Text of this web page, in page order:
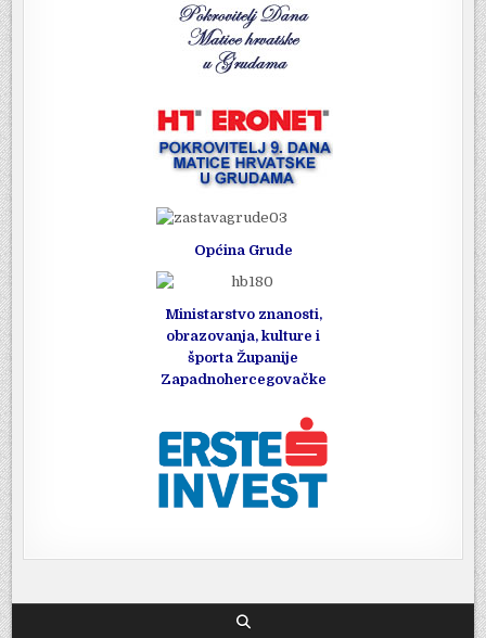
Općina Grude
Ministarstvo znanosti,
obrazovanja, kulture i
športa Županije
Zapadnohercegovačke